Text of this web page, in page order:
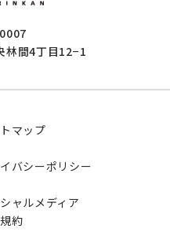
林間4丁目12−1
マップ
バシーポリシー
ャルメディア
約